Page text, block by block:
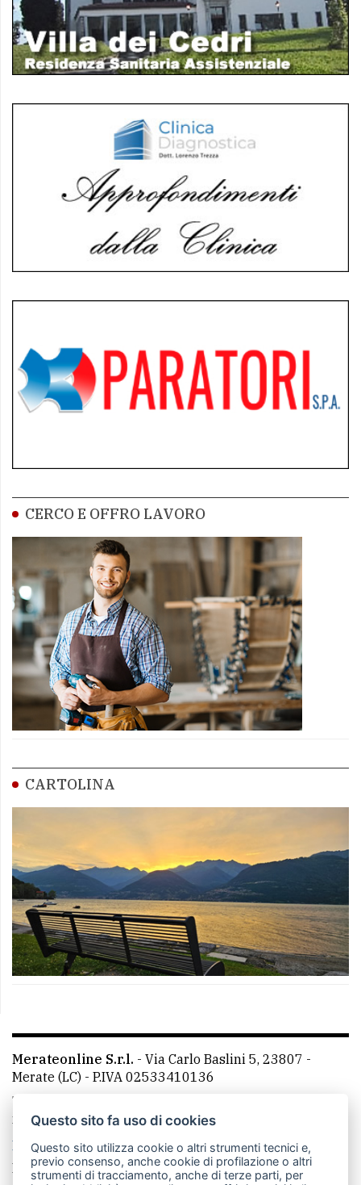
CERCO E OFFRO LAVORO
CARTOLINA
Merateonline S.r.l. - Via Carlo Baslini 5, 23807 -
Merate (LC) - P.IVA 02533410136
Telefono:
mail: redazione@leccoonline.com
La redazione
MerateOnline CasateOnline
RSS
Made by VIP
Questo sito fa uso di cookies
Questo sito utilizza cookie o altri strumenti tecnici e,
previo consenso, anche cookie di profilazione o altri
strumenti di tracciamento, anche di terze parti, per